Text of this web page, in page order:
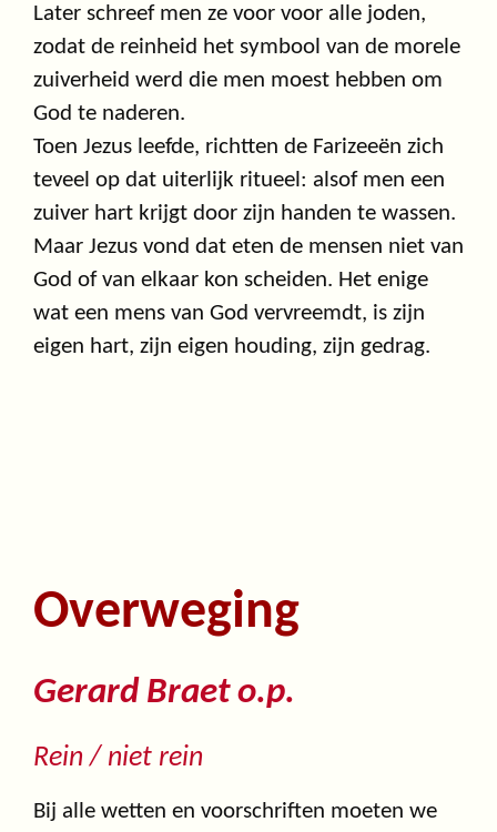
Later schreef men ze voor voor alle joden,
zodat de reinheid het symbool van de morele
zuiverheid werd die men moest hebben om
God te naderen.
Toen Jezus leefde, richtten de Farizeeën zich
teveel op dat uiterlijk ritueel: alsof men een
zuiver hart krijgt door zijn handen te wassen.
Maar Jezus vond dat eten de mensen niet van
God of van elkaar kon scheiden. Het enige
wat een mens van God vervreemdt, is zijn
eigen hart, zijn eigen houding, zijn gedrag.
Overweging
Gerard Braet o.p.
Rein / niet rein
Bij alle wetten en voorschriften moeten we